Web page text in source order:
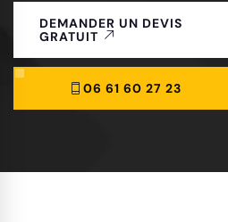
DEMANDER UN DEVIS
GRATUIT
06 61 60 27 23